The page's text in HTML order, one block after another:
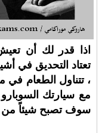
اذا قدر لك أن
تعتاد التحديق في
، تتناول الطعام
مع سيارتك
سوف تصبح شيئاً من